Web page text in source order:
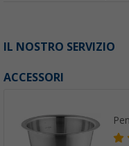
IL NOSTRO SERVIZIO
ACCESSORI